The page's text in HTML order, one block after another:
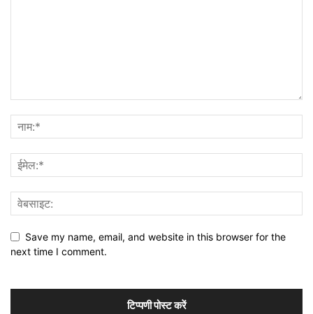
Save my name, email, and website in this browser for the
next time I comment.